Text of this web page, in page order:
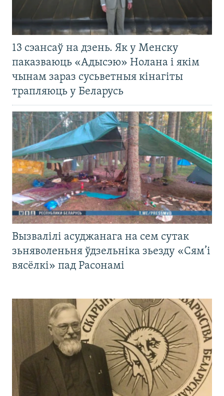
13 сэансаў на дзень. Як у Менску
паказваюць «Адысэю» Нолана і якім
чынам зараз сусьветныя кінагіты
трапляюць у Беларусь
Вызвалілі асуджанага на сем сутак
зьняволеньня ўдзельніка зьезду «Сям’і
вясёлкі» пад Расонамі